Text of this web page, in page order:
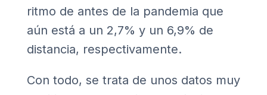
ritmo de antes de la pandemia que
aún está a un 2,7% y un 6,9% de
distancia, respectivamente.
Con todo, se trata de unos datos muy